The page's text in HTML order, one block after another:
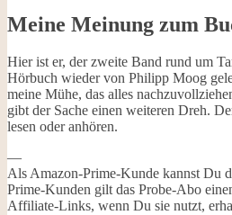
Meine Meinung zum
Hier ist er, der zweite Band rund um
Hörbuch wieder von Philipp Moog
meine Mühe, das alles
gibt der Sache einen weiteren Dreh.
lesen oder anhören.
—
Als Amazon-Prime-Kunde kannst Du
Prime-Kunden gilt das Probe-Abo
Affiliate-Links, wenn Du sie nutzt,